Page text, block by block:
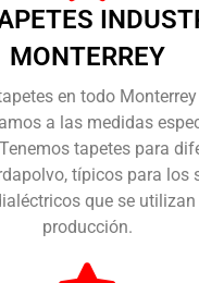
MONTERREY
en todo
a las medidas
tapetes para
típicos para los
que se utilizan
producción.